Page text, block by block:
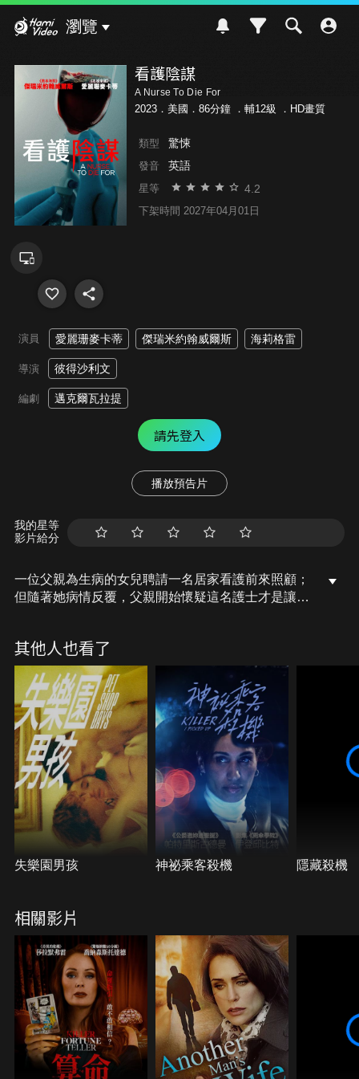
瀏覽
看護陰謀
A Nurse To Die For
2023．美國．86分鐘 ． 輔12級 ．HD畫質
類型 驚悚
發音 英語
星等 4.2
下架時間 2027年04月01日
演員 愛麗珊麥卡蒂 傑瑞米約翰威爾斯 海莉格雷
導演 彼得沙利文
編劇 邁克爾瓦拉提
請先登入
播放預告片
我的星等
影片給分
一位父親為生病的女兒聘請一名居家看護前來照顧；
但隨著她病情反覆，父親開始懷疑這名護士才是讓女
其他人也看了
失樂園男孩 神祕乘客殺機 隱藏殺機
相關影片